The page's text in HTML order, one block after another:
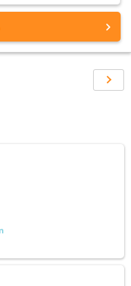
次ペー